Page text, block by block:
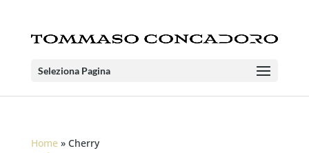
Seleziona Pagina
Home» Cherry